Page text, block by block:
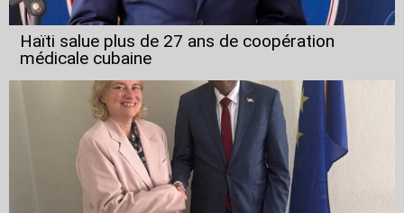
Haïti salue plus de 27 ans de coopération
médicale cubaine